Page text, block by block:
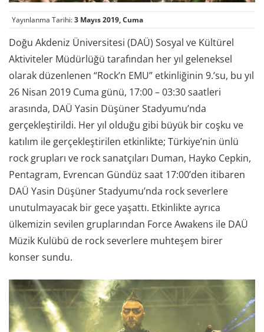
Yayınlanma Tarihi:3 Mayıs 2019, Cuma
Doğu Akdeniz Üniversitesi (DAÜ) Sosyal ve Kültürel
Aktiviteler Müdürlüğü tarafından her yıl geleneksel
olarak düzenlenen “Rock’n EMU” etkinliğinin 9.’su, bu yıl
26 Nisan 2019 Cuma günü, 17:00 – 03:30 saatleri
arasında, DAÜ Yasin Düşüner Stadyumu’nda
gerçekleştirildi. Her yıl olduğu gibi büyük bir coşku ve
katılım ile gerçekleştirilen etkinlikte; Türkiye’nin ünlü
rock grupları ve rock sanatçıları Duman, Hayko Cepkin,
Pentagram, Evrencan Gündüz saat 17:00’den itibaren
DAÜ Yasin Düşüner Stadyumu’nda rock severlere
unutulmayacak bir gece yaşattı. Etkinlikte ayrıca
ülkemizin sevilen gruplarından Force Awakens ile DAÜ
Müzik Kulübü de rock severlere muhteşem birer
konser sundu.